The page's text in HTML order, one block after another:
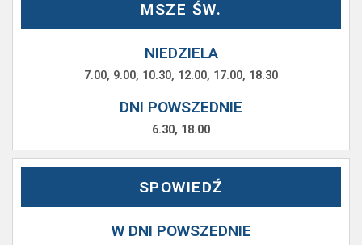
MSZE ŚW.
NIEDZIELA
7.00, 9.00, 10.30, 12.00, 17.00, 18.30
DNI POWSZEDNIE
6.30, 18.00
SPOWIEDŹ
W DNI POWSZEDNIE